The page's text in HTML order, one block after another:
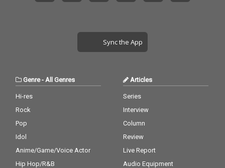
Sync the App
Genre- All Genres
Hi-res
Rock
Pop
Idol
Anime/Game/Voice Actor
Hip Hop/R&B
Articles
Series
Interview
Column
Review
Live Report
Audio Equipment